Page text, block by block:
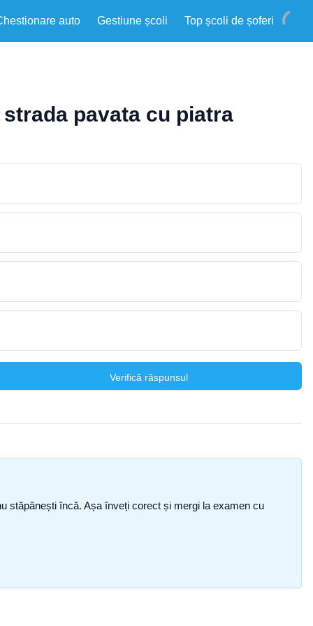
auto Gestiune școli Top școli de șoferi
pavata cu piatra
Verifică răspunsul
stăpânești încă. Așa înveți corect și mergi la examen cu